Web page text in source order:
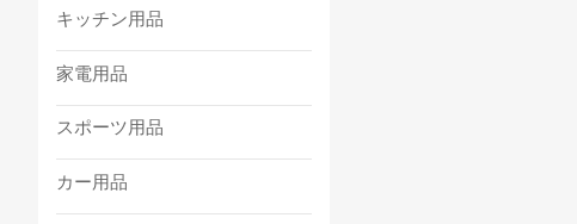
キッチン用品
家電用品
スポーツ用品
カー用品